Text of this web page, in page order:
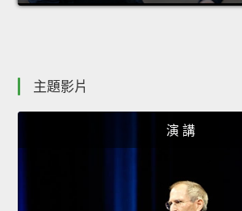
主題影片
演 講